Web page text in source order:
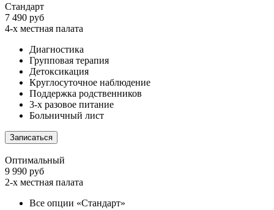
Стандарт
7 490 руб
4-х местная палата
Диагностика
Групповая терапия
Детоксикация
Круглосуточное наблюдение
Поддержка родственников
3-х разовое питание
Больничный лист
Записаться
Оптимальный
9 990 руб
2-х местная палата
Все опции «Стандарт»